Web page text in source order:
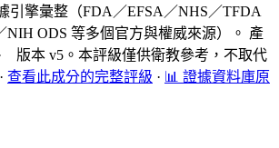
引擎彙整（FDA／EFSA／NHS／TFDA
NIH ODS 等多個官方與權威來源）。 產
版本 v5。本評級僅供衛教參考，不取代
· 查看此成分的完整評級 · 📊 證據資料庫原